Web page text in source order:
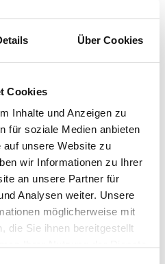
Über Cookies
Cookies
Inhalte und Anzeigen zu
für soziale Medien anbieten
unsere Website zu
wir Informationen zu Ihrer
an unsere Partner für
Analysen weiter. Unsere
möglicherweise mit
die Sie ihnen bereitgestellt
aus gesammeltem und
Schnelltrocknendes Material
Waschen. Das Material hat